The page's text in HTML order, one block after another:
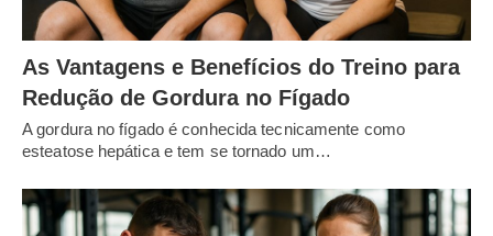
As Vantagens e Benefícios do Treino para
Redução de Gordura no Fígado
A gordura no fígado é conhecida tecnicamente como
esteatose hepática e tem se tornado um…